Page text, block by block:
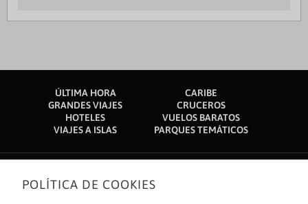
ÚLTIMA HORA
CARIBE
GRANDES VIAJES
CRUCEROS
HOTELES
VUELOS BARATOS
VIAJES A ISLAS
PARQUES TEMÁTICOS
Sobre nosotros
POLÍTICA DE COOKIES